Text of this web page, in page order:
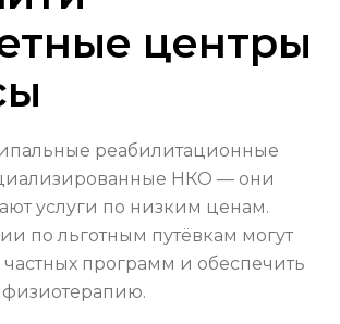
центры
реабилитационные
НКО — они
услуги по низким ценам.
по льготным путёвкам могут
программ и обеспечить